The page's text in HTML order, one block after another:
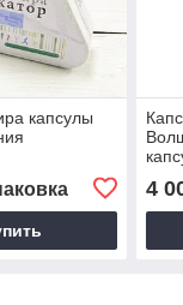
капсулы
4